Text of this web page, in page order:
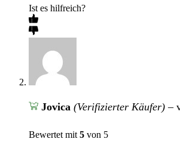
Ist es hilfreich?
Jovica (Verifizierter Käufer) –
Bewertet mit 5 von 5